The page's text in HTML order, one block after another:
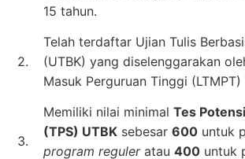
15 tahun.
2.
Telah terdaftar Ujian Tulis
(UTBK) yang diselenggarakan
Masuk Perguruan Tinggi
3.
Memiliki nilai minimal Tes
(TPS) UTBK sebesar 600 untuk
program reguleratau 400 untuk